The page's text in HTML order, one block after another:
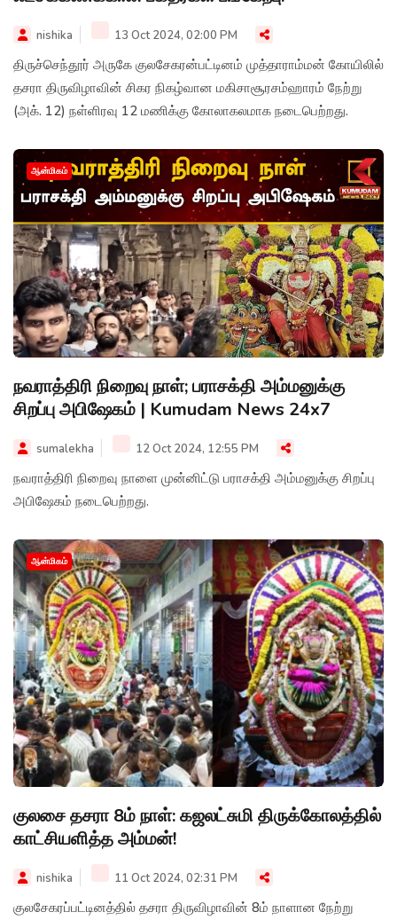
nishika 13 Oct 2024, 02:00 PM
திருச்செந்தூர் அருகே குலசேகரன்பட்டினம் முத்தாராம்மன் கோயிலில்
தசரா திருவிழாவின் சிகர நிகழ்வான மகிசாசூரசம்ஹாரம் நேற்று
(அக். 12) நள்ளிரவு 12 மணிக்கு கோலாகலமாக நடைபெற்றது.
ஆன்மிகம்
நவராத்திரி நிறைவு நாள்; பராசக்தி அம்மனுக்கு
சிறப்பு அபிஷேகம் | Kumudam News 24x7
sumalekha 12 Oct 2024, 12:55 PM
நவராத்திரி நிறைவு நாளை முன்னிட்டு பராசக்தி அம்மனுக்கு சிறப்பு
அபிஷேகம் நடைபெற்றது.
ஆன்மிகம்
குலசை தசரா 8ம் நாள்: கஜலட்சுமி திருக்கோலத்தில்
காட்சியளித்த அம்மன்!
nishika 11 Oct 2024, 02:31 PM
குலசேகரப்பட்டினத்தில் தசரா திருவிழாவின் 8ம் நாளான நேற்று